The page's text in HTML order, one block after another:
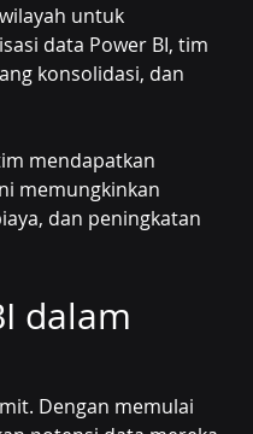
untuk
data Power BI, tim
konsolidasi, dan
mendapatkan
memungkinkan
dan peningkatan
dalam
Dengan memulai